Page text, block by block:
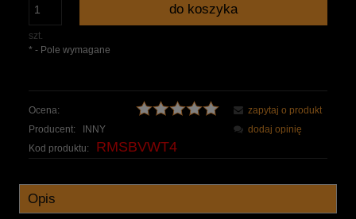
szt.
do koszyka
* - Pole wymagane
Ocena:
Producent:
INNY
Kod produktu:
RMSBVWT4
zapytaj o produkt
dodaj opinię
Opis